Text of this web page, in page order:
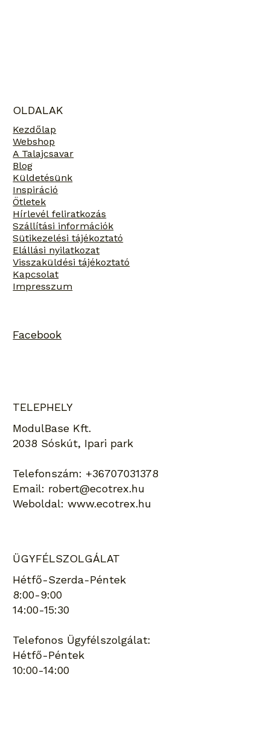
OLDALAK
Kezdőlap
Webshop
A Talajcsavar
Blog
Küldetésünk
Inspiráció
Ötletek
Hírlevél feliratkozás
Szállítási információk
Sütikezelési tájékoztató
Elállási nyilatkozat
Visszaküldési tájékoztató
Kapcsolat
Impresszum
Facebook
TELEPHELY
ModulBase Kft.
2038 Sóskút, Ipari park
Telefonszám: +36707031378
Email: robert@ecotrex.hu
Weboldal:www.ecotrex.hu
ÜGYFÉLSZOLGÁLAT
Hétfő-Szerda-Péntek
8:00-9:00
14:00-15:30
Telefonos Ügyfélszolgálat:
Hétfő-Péntek
10:00-14:00